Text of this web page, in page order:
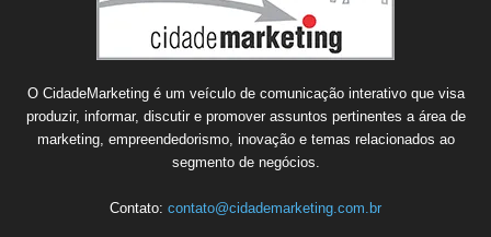
O CidadeMarketing é um veículo de comunicação interativo que visa
produzir, informar, discutir e promover assuntos pertinentes a área de
marketing, empreendedorismo, inovação e temas relacionados ao
segmento de negócios.
Contato: contato@cidademarketing.com.br